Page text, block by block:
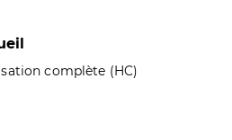
complète (HC)